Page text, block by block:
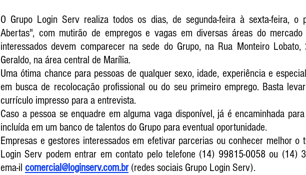
O Grupo Login Serv realiza todos os dias, de segunda-feira à sexta-feira, o
Abertas", com mutirão de empregos e vagas em diversas áreas do
interessados devem comparecer na sede do Grupo, na Rua Monteiro
Geraldo, na área central de Marília.
Uma ótima chance para pessoas de qualquer sexo, idade, experiência e
em busca de recolocação profissional ou do seu primeiro emprego. Basta
currículo impresso para a entrevista.
Caso a pessoa se enquadre em alguma vaga disponível, já é encaminhada
incluída em um banco de talentos do Grupo para eventual oportunidade.
Empresas e gestores interessados em efetivar parcerias ou conhecer melhor o
Login Serv podem entrar em contato pelo telefone (14) 99815-0058 ou (14)
ema-il comercial@loginserv.com.br (redes sociais Grupo Login Serv).